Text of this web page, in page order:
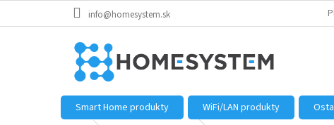
info@homesystem.sk
Smart Home produkty WiFi/LAN produkty